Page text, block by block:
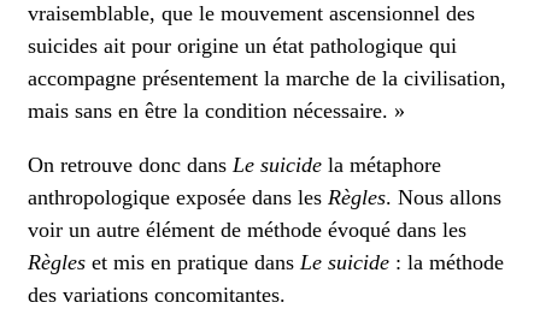
vraisemblable, que le mouvement ascensionnel des
suicides ait pour origine un état pathologique qui
accompagne présentement la marche de la civilisation,
mais sans en être la condition nécessaire. »
On retrouve donc dans Le suicide la métaphore
anthropologique exposée dans les Règles. Nous allons
voir un autre élément de méthode évoqué dans les
Règles et mis en pratique dans Le suicide : la méthode
des variations concomitantes.